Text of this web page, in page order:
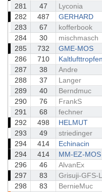
281
47 Lyconia
282
487 GERHARD
283
67 kofferbook
284
30 mischmasch
285
732 GME-MOS
286
710 Kaltlufttropfen
287
38 Andre
288
37 Langer
289
40 Berndmuc
290
76 FrankS
291
68 fechner
292
498 HELMUT
293
49 striedinger
294
414 Echinacin
294
414 MM-EZ-MOS
296
46 AlvanEx
297
83 Grisuji-GFS-
298
83 BernieMuc